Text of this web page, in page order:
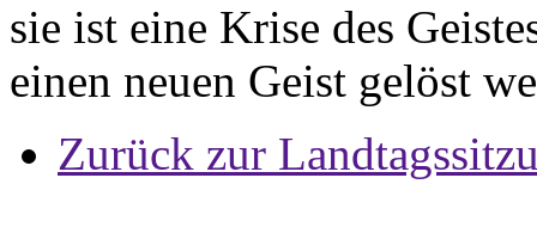
sie ist eine Krise des
einen neuen Geist gelöst
Zurück zur